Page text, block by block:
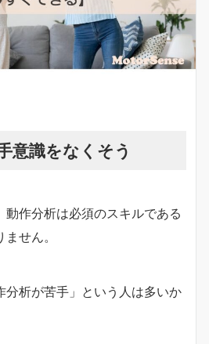
意識をなくそう
動作分析は必須のスキルである
せん。
分析が苦手」という人は多いか